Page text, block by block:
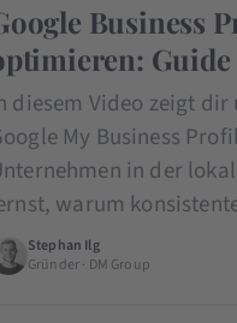
Business
diesem Video zeigt
My Business
in der
warum
Stephan Ilg
Gründer · DM Group